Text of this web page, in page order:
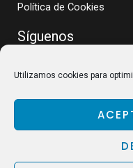
Utilizamos cookies para
Política de Cookies
Síguenos